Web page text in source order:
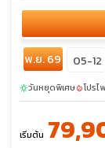
พ.ย. 69 05-12
sunnyวันหยุดพิเศษlocal_fire_departmentโปรไ
เริ่มต้น